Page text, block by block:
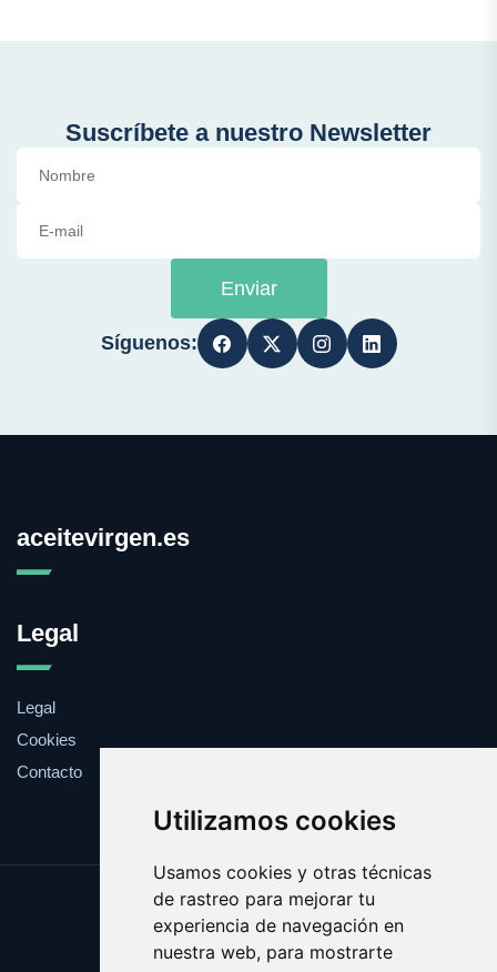
Utilizamos cookies
Usamos cookies y otras técnicas
de rastreo para mejorar tu
experiencia de navegación en
nuestra web, para mostrarte
Suscríbete a nuestro Newsletter
Enviar
Síguenos:
aceitevirgen.es
Legal
Legal
Cookies
Contacto
Update cookies preferences
Copyright © 2025 aceitevirgen.es